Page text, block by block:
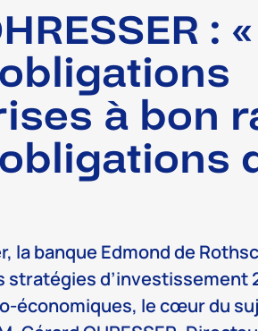
:
à bon
la banque Edmond de
stratégies d’investissement
économiques, le cœur du